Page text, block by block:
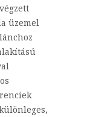
üzemel